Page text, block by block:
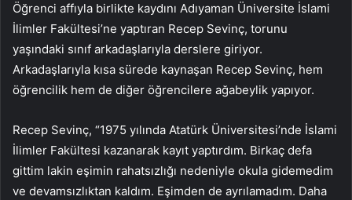
Öğrenci affıyla birlikte kaydını Adıyaman Üniversite İslami
İlimler Fakültesi’ne yaptıran Recep Sevinç, torunu
yaşındaki sınıf arkadaşlarıyla derslere giriyor.
Arkadaşlarıyla kısa sürede kaynaşan Recep Sevinç, hem
öğrencilik hem de diğer öğrencilere ağabeylik yapıyor.
Recep Sevinç, “1975 yılında Atatürk Üniversitesi’nde İslami
İlimler Fakültesi kazanarak kayıt yaptırdım. Birkaç defa
gittim lakin eşimin rahatsızlığı nedeniyle okula gidemedim
ve devamsızlıktan kaldım. Eşimden de ayrılamadım. Daha